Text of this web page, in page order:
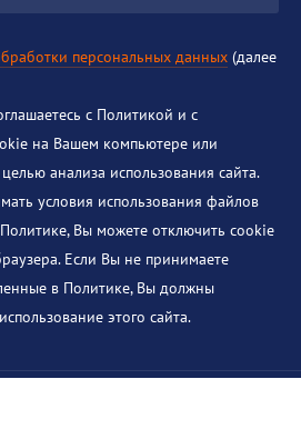
персональных данных (далее
с Политикой и с
на Вашем компьютере или
анализа использования сайта.
условия использования файлов
Вы можете отключить cookie
Если Вы не принимаете
в Политике, Вы должны
этого сайта.